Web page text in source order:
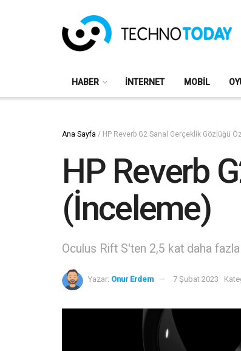
HABER İNTERNET MOBIL
Ana Sayfa / HP Reverb G2 Sanal Gerçeklik Gözlüğü
HP Reverb
(İnceleme)
Oculus Rift S'ten 2,5 kat daha
Yazar: Onur Erdem 7 Şubat 2023